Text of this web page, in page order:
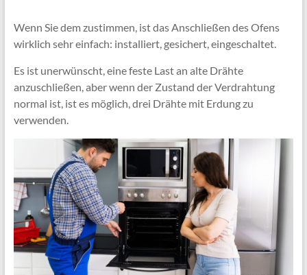
Wenn Sie dem zustimmen, ist das Anschließen des Ofens
wirklich sehr einfach: installiert, gesichert, eingeschaltet.
Es ist unerwünscht, eine feste Last an alte Drähte
anzuschließen, aber wenn der Zustand der Verdrahtung
normal ist, ist es möglich, drei Drähte mit Erdung zu
verwenden.